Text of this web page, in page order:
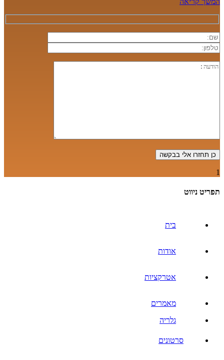
1
תפריט ניווט
בית
אודות
אטרקציות
מאמרים
גלריה
סרטונים